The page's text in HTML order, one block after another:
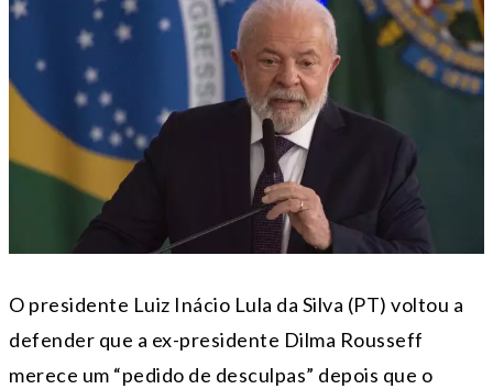
O presidente Luiz Inácio Lula da Silva (PT) voltou a
defender que a ex-presidente Dilma Rousseff
merece um “pedido de desculpas” depois que o